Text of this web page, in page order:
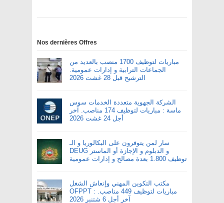
Nos dernières Offres
مباريات لتوظيف 1700 منصب بالعديد من
الجماعات الترابية و إدارات عمومية.
الترشيح قبل 28 غشت 2026
الشركة الجهوية متعددة الخدمات سوس
ماسة : مباريات لتوظيف 174 مناصب. آخر
أجل 24 غشت 2026
سار لمن يتوفرون على البكالوريا و الـ
DEUG و الدبلوم و الإجازة أو الماستر
توظيف 1.800 بعدة مصالح و إدارات عمومية
مكتب التكوين المهني وإنعاش الشغل
OFPPT : مباريات لتوظيف 449 مناصب.
آخر أجل 6 شتنبر 2026